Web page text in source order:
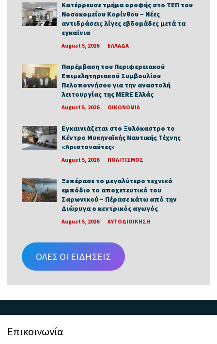
Κατέρρευσε τμήμα οροφής στο ΤΕΠ του
Νοσοκομείου Κορίνθου – Νέες
αντιδράσεις λίγες εβδομάδες μετά τα
εγκαίνια
August 5, 2026 ΕΛΛΑΔΑ
Παρέμβαση του Περιφερειακού
Επιμελητηριακού Συμβουλίου
Πελοποννήσου για την αναστολή
λειτουργίας της MERE Ελλάς
August 5, 2026 ΟΙΚΟΝΟΜΙΑ
Εγκαινιάζεται στο Ξυλόκαστρο το
Κέντρο Μυκηναϊκής Ναυτικής Τέχνης
«Αριστοναύτες»
August 5, 2026 ΠΟΛΙΤΙΣΜΟΣ
Ξεπέρασε το μεγαλύτερο τεχνικό
εμπόδιο το αποχετευτικό του
Σαρωνικού – Πέρασε κάτω από την
Διώρυγα ο κεντρικός αγωγός
August 5, 2026 ΑΥΤΟΔΙΟΙΚΗΣΗ
ΟΛΕΣ ΟΙ ΕΙΔΗΣΕΙΣ
Επικοινωνία